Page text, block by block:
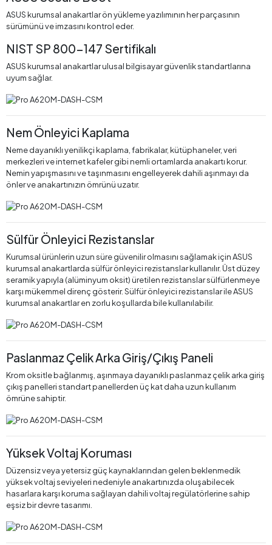
ASUS kurumsal anakartlar ön yükleme yazılımının her parçasının
sürümünü ve imzasını kontrol eder.
NIST SP 800-147 Sertifikalı
ASUS kurumsal anakartlar ulusal bilgisayar güvenlik standartlarına
uyum sağlar.
Nem Önleyici Kaplama
Neme dayanıklı yenilikçi kaplama, fabrikalar, kütüphaneler, veri
merkezleri ve internet kafeler gibi nemli ortamlarda anakartı korur.
Nemin yapışmasını ve taşınmasını engelleyerek dahili aşınmayı da
önler ve anakartınızın ömrünü uzatır.
Sülfür Önleyici Rezistanslar
Kurumsal ürünlerin uzun süre güvenilir olmasını sağlamak için ASUS
kurumsal anakartlarda sülfür önleyici rezistanslar kullanılır. Üst düzey
seramik yapıyla (alüminyum oksit) üretilen rezistanslar sülfürlenmeye
karşı mükemmel direnç gösterir. Sülfür önleyici rezistanslar ile ASUS
kurumsal anakartlar en zorlu koşullarda bile kullanılabilir.
Paslanmaz Çelik Arka Giriş/Çıkış Paneli
Krom oksitle bağlanmış, aşınmaya dayanıklı paslanmaz çelik arka giriş
çıkış panelleri standart panellerden üç kat daha uzun kullanım
ömrüne sahiptir.
Yüksek Voltaj Koruması
Düzensiz veya yetersiz güç kaynaklarından gelen beklenmedik
yüksek voltaj seviyeleri nedeniyle anakartınızda oluşabilecek
hasarlara karşı koruma sağlayan dahili voltaj regülatörlerine sahip
eşsiz bir devre tasarımı.